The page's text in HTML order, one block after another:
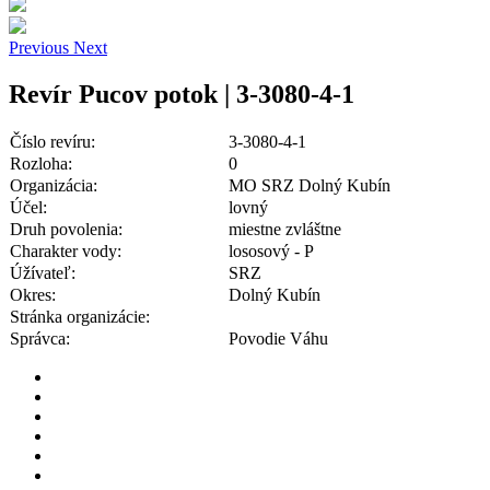
Previous Next
Revír Pucov potok | 3-3080-4-1
Číslo revíru:
3-3080-4-1
Rozloha:
0
Organizácia:
MO SRZ Dolný Kubín
Účel:
lovný
Druh povolenia:
miestne zvláštne
Charakter vody:
lososový - P
Úžívateľ:
SRZ
Okres:
Dolný Kubín
Stránka organizácie:
Správca:
Povodie Váhu